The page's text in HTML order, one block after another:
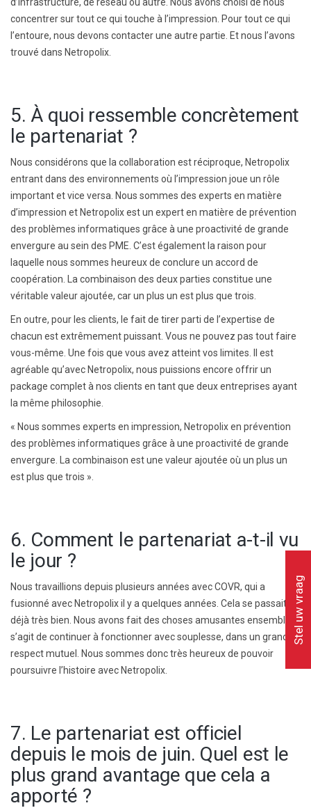
concentrer sur tout ce qui touche à l’impression. Pour tout ce qui
l’entoure, nous devons contacter une autre partie. Et nous l’avons
trouvé dans Netropolix.
5. À quoi ressemble concrètement
le partenariat ?
Nous considérons que la collaboration est réciproque, Netropolix
entrant dans des environnements où l’impression joue un rôle
important et vice versa. Nous sommes des experts en matière
d’impression et Netropolix est un expert en matière de prévention
des problèmes informatiques grâce à une proactivité de grande
envergure au sein des PME. C’est également la raison pour
laquelle nous sommes heureux de conclure un accord de
coopération. La combinaison des deux parties constitue une
véritable valeur ajoutée, car un plus un est plus que trois.
En outre, pour les clients, le fait de tirer parti de l’expertise de
chacun est extrêmement puissant. Vous ne pouvez pas tout faire
vous-même. Une fois que vous avez atteint vos limites. Il est
agréable qu’avec Netropolix, nous puissions encore offrir un
package complet à nos clients en tant que deux entreprises ayant
la même philosophie.
« Nous sommes experts en impression, Netropolix en prévention
des problèmes informatiques grâce à une proactivité de grande
envergure. La combinaison est une valeur ajoutée où un plus un
est plus que trois ».
6. Comment le partenariat a-t-il vu
le jour ?
Nous travaillions depuis plusieurs années avec COVR, qui a
fusionné avec Netropolix il y a quelques années. Cela se passait
déjà très bien. Nous avons fait des choses amusantes ensemble. Il
s’agit de continuer à fonctionner avec souplesse, dans un grand
respect mutuel. Nous sommes donc très heureux de pouvoir
poursuivre l’histoire avec Netropolix.
7. Le partenariat est officiel
depuis le mois de juin. Quel est le
plus grand avantage que cela a
apporté ?
Stel uw vraag